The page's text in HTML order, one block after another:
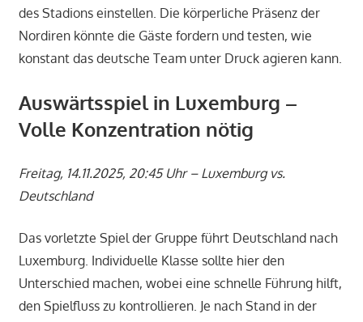
des Stadions einstellen. Die körperliche Präsenz der
Nordiren könnte die Gäste fordern und testen, wie
konstant das deutsche Team unter Druck agieren kann.
Auswärtsspiel in Luxemburg –
Volle Konzentration nötig
Freitag, 14.11.2025, 20:45 Uhr – Luxemburg vs.
Deutschland
Das vorletzte Spiel der Gruppe führt Deutschland nach
Luxemburg. Individuelle Klasse sollte hier den
Unterschied machen, wobei eine schnelle Führung hilft,
den Spielfluss zu kontrollieren. Je nach Stand in der